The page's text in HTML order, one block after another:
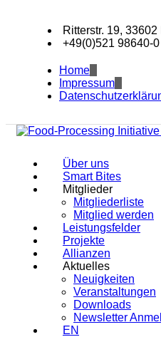
Ritterstr. 19,
+49(0)521 98640-0
Home
Impressum
Über uns
Smart Bites
Mitglieder
Mitgliederliste
Mitglied werden
Leistungsfelder
Projekte
Allianzen
Aktuelles
Neuigkeiten
Veranstaltungen
Downloads
Newsletter
EN